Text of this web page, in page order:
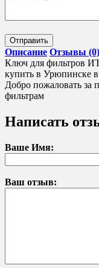
Отправить
Описание Отзывы (0)
Ключ для фильтров
купить в Урюпинске
Добро пожаловать за
фильтрам
Написать
Ваше Имя:
Ваш отзыв: